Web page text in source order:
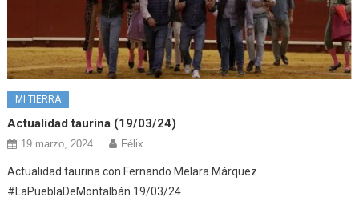
MI TIERRA
Actualidad taurina (19/03/24)
19 marzo, 2024 Félix
Actualidad taurina con Fernando Melara Márquez
#LaPueblaDeMontalbán 19/03/24